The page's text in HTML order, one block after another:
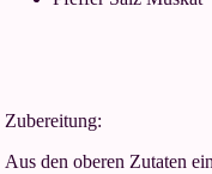
Zubereitung:
Aus den oberen Zutaten